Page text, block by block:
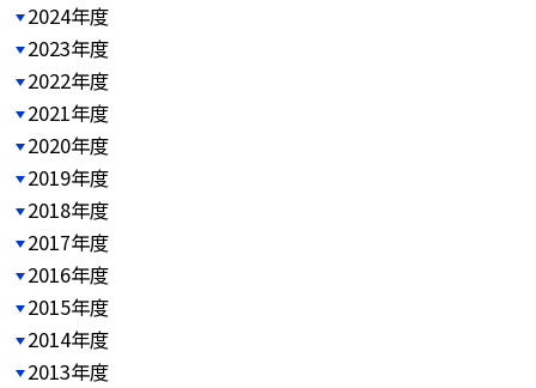
2024年度
2023年度
2022年度
2021年度
2020年度
2019年度
2018年度
2017年度
2016年度
2015年度
2014年度
2013年度